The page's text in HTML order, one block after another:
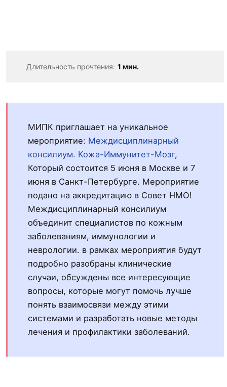
Длительность прочтения: 1 мин.
МИПК приглашает на уникальное
мероприятие: Междисциплинарный
консилиум. Кожа-Иммунитет-Мозг,
Который состоится 5 июня в Москве и 7
июня в Санкт-Петербурге. Мероприятие
подано на аккредитацию в Совет НМО!
Междисциплинарный консилиум
объединит специалистов по кожным
заболеваниям, иммунологии и
неврологии. в рамках мероприятия будут
подробно разобраны клинические
случаи, обсуждены все интересующие
вопросы, которые могут помочь лучше
понять взаимосвязи между этими
системами и разработать новые методы
лечения и профилактики заболеваний.